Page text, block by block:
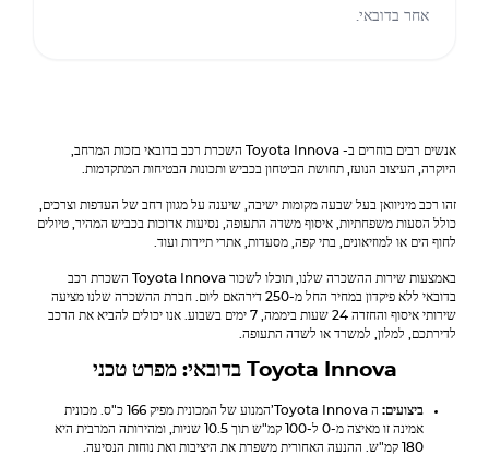
אחר בדובאי.
אנשים רבים בוחרים ב- Toyota Innova השכרת רכב בדובאי בזכות המרחב,
היוקרה, העיצוב הנועז, תחושת הביטחון בכביש ותכונות הבטיחות המתקדמות.
זהו רכב מיניוואן בעל שבעה מקומות ישיבה, שיענה על מגוון רחב של העדפות וצרכים,
כולל הסעות משפחתיות, איסוף משדה התעופה, נסיעות ארוכות בכביש המהיר, טיולים
לחוף הים או למוזיאונים, בתי קפה, מסעדות, אתרי תיירות ועוד.
באמצעות שירות ההשכרה שלנו, תוכלו לשכור Toyota Innova השכרת רכב
בדובאי ללא פיקדון במחיר החל מ-250 דירהאם ליום. חברת ההשכרה שלנו מציעה
שירותי איסוף והחזרה 24 שעות ביממה, 7 ימים בשבוע. אנו יכולים להביא את הרכב
לדירתכם, למלון, למשרד או לשדה התעופה.
Toyota Innova בדובאי: מפרט טכני
ביצועים: ה Toyota Innova
’המנוע של המכונית מפיק 166 כ"ס. מכונית
אמינה זו מאיצה מ-0 ל-100 קמ"ש תוך 10.5 שניות, ומהירותה המרבית היא
180 קמ"ש. ההנעה האחורית משפרת את היציבות ואת נוחות הנסיעה.